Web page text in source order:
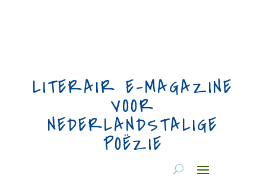
LITERAIR E-MAGAZINE
VOOR
NEDERLANDSTALIGE
POËZIE